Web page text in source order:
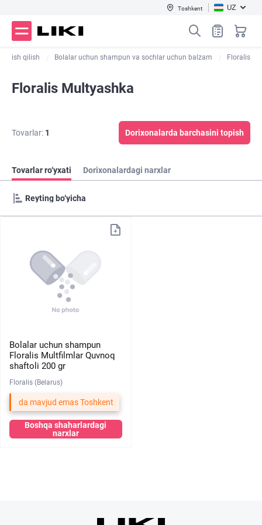
Toshkent UZ
qilish Bolalar uchun shampun va sochlar uchun balzam Floralis
Floralis Multyashka
Tovarlar: 1 Dorixonalarda barchasini topish
Tovarlar ro‘yxati Dorixonalardagi narxlar
Bolalar uchun shampun
Floralis Multfilmlar Quvnoq
shaftoli 200 gr
Floralis (Belarus)
da mavjud emas Toshkent
Boshqa shaharlardagi
narxlar